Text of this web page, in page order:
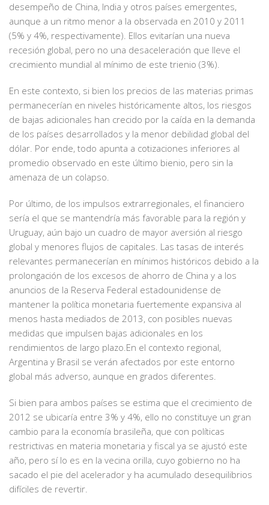
desempeño de China, India y otros países emergentes,
aunque a un ritmo menor a la observada en 2010 y 2011
(5% y 4%, respectivamente). Ellos evitarían una nueva
recesión global, pero no una desaceleración que lleve el
crecimiento mundial al mínimo de este trienio (3%).
En este contexto, si bien los precios de las materias primas
permanecerían en niveles históricamente altos, los riesgos
de bajas adicionales han crecido por la caída en la demanda
de los países desarrollados y la menor debilidad global del
dólar. Por ende, todo apunta a cotizaciones inferiores al
promedio observado en este último bienio, pero sin la
amenaza de un colapso.
Por último, de los impulsos extrarregionales, el financiero
sería el que se mantendría más favorable para la región y
Uruguay, aún bajo un cuadro de mayor aversión al riesgo
global y menores flujos de capitales. Las tasas de interés
relevantes permanecerían en mínimos históricos debido a la
prolongación de los excesos de ahorro de China y a los
anuncios de la Reserva Federal estadounidense de
mantener la política monetaria fuertemente expansiva al
menos hasta mediados de 2013, con posibles nuevas
medidas que impulsen bajas adicionales en los
rendimientos de largo plazo.En el contexto regional,
Argentina y Brasil se verán afectados por este entorno
global más adverso, aunque en grados diferentes.
Si bien para ambos países se estima que el crecimiento de
2012 se ubicaría entre 3% y 4%, ello no constituye un gran
cambio para la economía brasileña, que con políticas
restrictivas en materia monetaria y fiscal ya se ajustó este
año, pero sí lo es en la vecina orilla, cuyo gobierno no ha
sacado el pie del acelerador y ha acumulado desequilibrios
difíciles de revertir.